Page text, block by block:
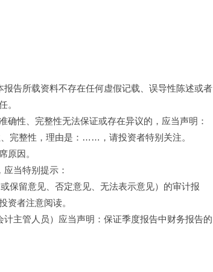
所载资料不存在任何虚假记载、误导性陈述或者
。
、完整性无法保证或存在异议的，应当声明：
完整性，理由是：……，请投资者特别关注。
因。
当特别提示：
留意见、否定意见、无法表示意见）的审计报
资者注意阅读。
管人员）应当声明：保证季度报告中财务报告的